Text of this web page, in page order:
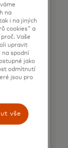
učení
na
i na jiných
cookies" a
Vaše
upravit
spodní
jako
odmítnutí
jsou pro
vše